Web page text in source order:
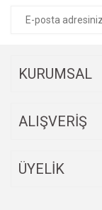
KURUMSAL
ALIŞVERİŞ
ÜYELİK